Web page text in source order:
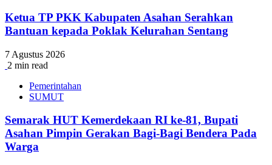
Ketua TP PKK Kabupaten Asahan Serahkan
Bantuan kepada Poklak Kelurahan Sentang
7 Agustus 2026
2 min read
Pemerintahan
SUMUT
Semarak HUT Kemerdekaan RI ke-81, Bupati
Asahan Pimpin Gerakan Bagi-Bagi Bendera Pada
Warga